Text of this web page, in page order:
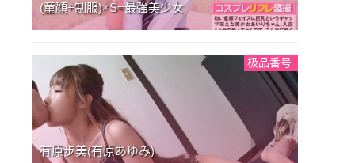
(童顔+制服)×S=最強美少女
极品番号
有原步美(有原あゆみ)